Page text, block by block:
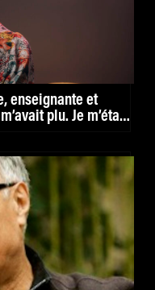
enseignante et
plu. Je m’étais